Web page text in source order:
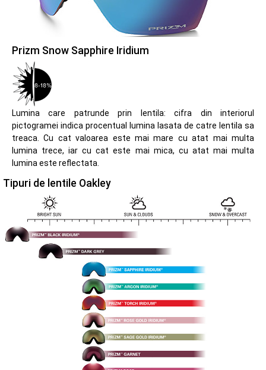
Prizm Snow Sapphire Iridium
Lumina care patrunde prin lentila: cifra din interiorul
pictogramei indica procentual lumina lasata de catre lentila sa
treaca. Cu cat valoarea este mai mare cu atat mai multa
lumina trece, iar cu cat este mai mica, cu atat mai multa
lumina este reflectata.
Tipuri de lentile Oakley